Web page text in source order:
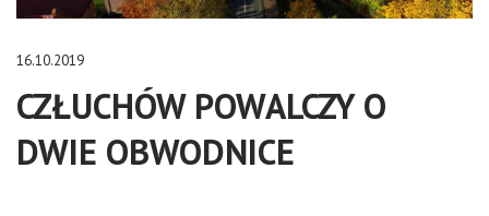
16.10.2019
CZŁUCHÓW POWALCZY O
DWIE OBWODNICE